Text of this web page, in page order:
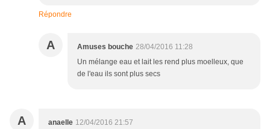
Répondre
A Amuses bouche 28/04/2016 11:28
Un mélange eau et lait les rend plus moelleux, que
de l'eau ils sont plus secs
A anaelle 12/04/2016 21:57